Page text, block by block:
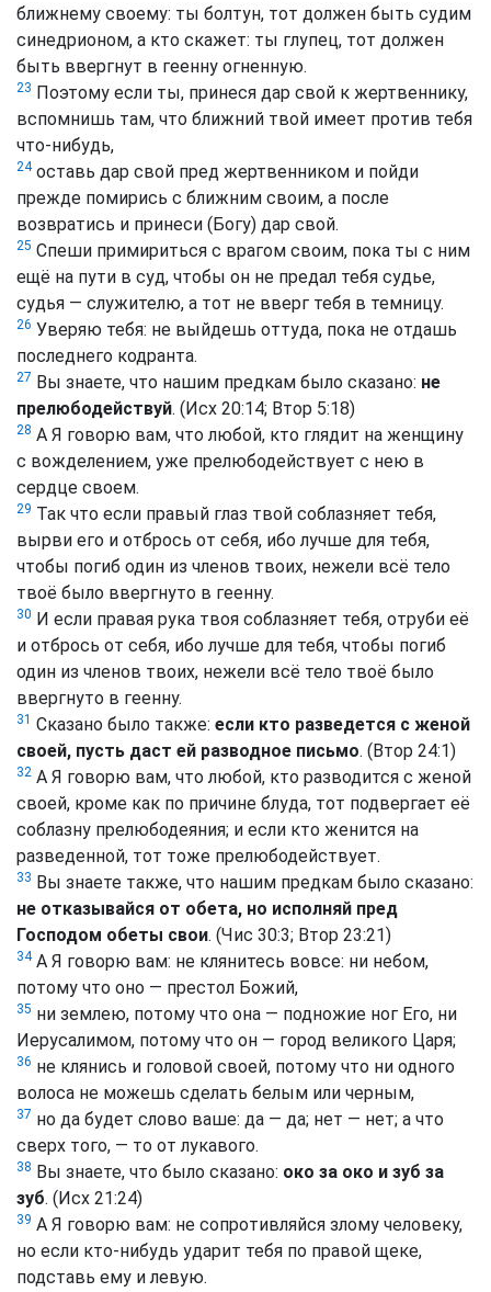
ближнему своему: ты болтун, тот должен быть судим
синедрионом, а кто скажет: ты глупец, тот должен
быть ввергнут в геенну огненную.
23 Поэтому если ты, принеся дар свой к жертвеннику,
вспомнишь там, что ближний твой имеет против тебя
что-нибудь,
24оставь дар свой пред жертвенником и пойди
прежде помирись с ближним своим, а после
возвратись и принеси (Богу) дар свой.
25 Спеши примириться с врагом своим, пока ты с ним
ещё на пути в суд, чтобы он не предал тебя судье,
судья — служителю, а тот не вверг тебя в темницу.
26 Уверяю тебя: не выйдешь оттуда, пока не отдашь
последнего кодранта.
27 Вы знаете, что нашим предкам было сказано: не
прелюбодействуй. (Исх 20:14; Втор 5:18)
28 А Я говорю вам, что любой, кто глядит на женщину
с вожделением, уже прелюбодействует с нею в
сердце своем.
29 Так что если правый глаз твой соблазняет тебя,
вырви его и отбрось от себя, ибо лучше для тебя,
чтобы погиб один из членов твоих, нежели всё тело
твоё было ввергнуто в геенну.
30 И если правая рука твоя соблазняет тебя, отруби её
и отбрось от себя, ибо лучше для тебя, чтобы погиб
один из членов твоих, нежели всё тело твоё было
ввергнуто в геенну.
31 Сказано было также: если кто разведется с женой
своей, пусть даст ей разводное письмо. (Втор 24:1)
32 А Я говорю вам, что любой, кто разводится с женой
своей, кроме как по причине блуда, тот подвергает её
соблазну прелюбодеяния; и если кто женится на
разведенной, тот тоже прелюбодействует.
33 Вы знаете также, что нашим предкам было сказано:
не отказывайся от обета, но исполняй пред
Господом обеты свои. (Чис 30:3; Втор 23:21)
34А Я говорю вам: не клянитесь вовсе: ни небом,
потому что оно — престол Божий,
35 ни землею, потому что она — подножие ног Его, ни
Иерусалимом, потому что он — город великого Царя;
36 не клянись и головой своей, потому что ни одного
волоса не можешь сделать белым или черным,
37 но да будет слово ваше: да — да; нет — нет; а что
сверх того, — то от лукавого.
38 Вы знаете, что было сказано: око за око и зуб за
зуб. (Исх 21:24)
39 А Я говорю вам: не сопротивляйся злому человеку,
но если кто-нибудь ударит тебя по правой щеке,
подставь ему и левую.